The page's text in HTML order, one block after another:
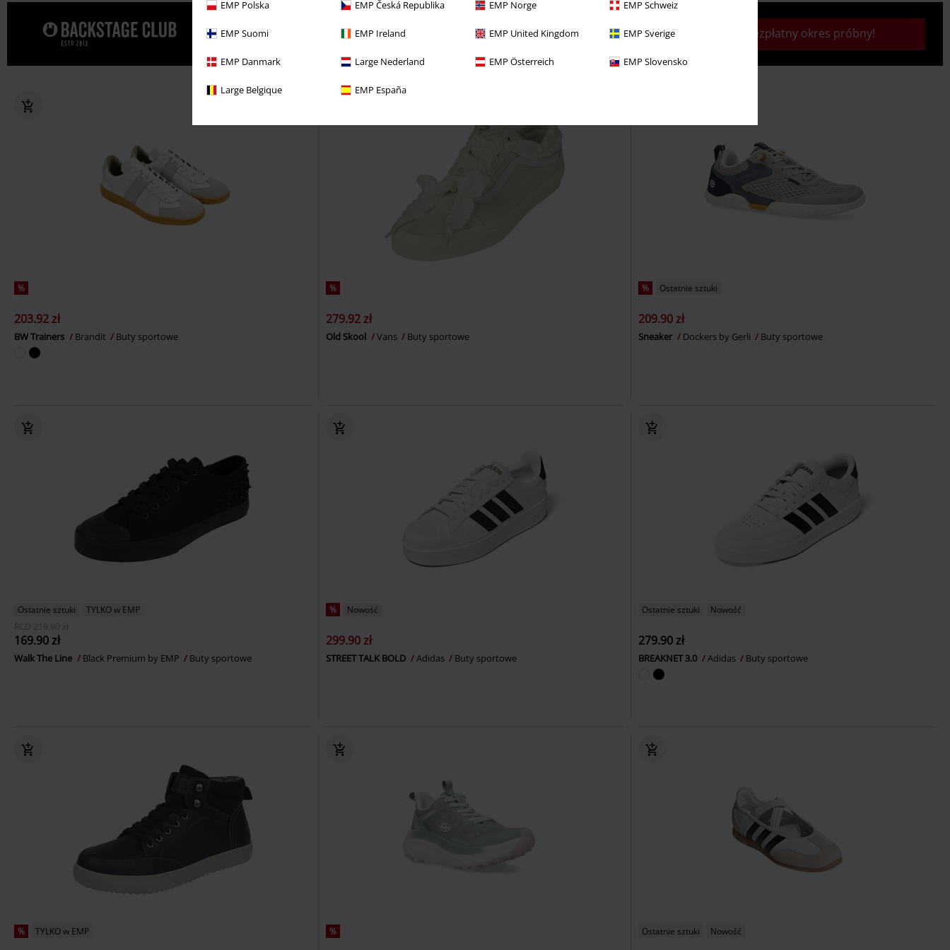
EMP Polska EMP Česká Republika EMP Norge EMP Schweiz
EMP Suomi EMP Ireland EMP United Kingdom EMP Sverige
EMP Danmark Large Nederland EMP Österreich EMP Slovensko
Large Belgique EMP España
Spraw sobie 30-dniowy okres próbny BACKSTAGE CLUB Rozpocznij bezpłatny okres próbny!
%
203.92 zł
BW Trainers Brandit Buty sportowe
%
279.92 zł
Old Skool Vans Buty sportowe
% Ostatnie sztuki
209.90 zł
Sneaker Dockers by Gerli Buty sportowe
Ostatnie sztuki
TYLKO w EMP
RCD 219.90 zł
169.90 zł
Walk The Line Black Premium by EMP Buty sportowe
% Nowość
299.90 zł
STREET TALK BOLD Adidas Buty sportowe
Ostatnie sztuki Nowość
279.90 zł
BREAKNET 3.0 Adidas Buty sportowe
% TYLKO w EMP % Ostatnie sztuki Nowość